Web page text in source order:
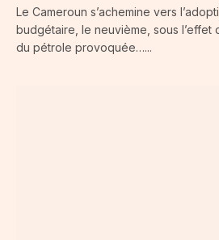
Le Cameroun s’achemine vers
budgétaire, le neuvième, sous l’effet
du pétrole provoquée…...